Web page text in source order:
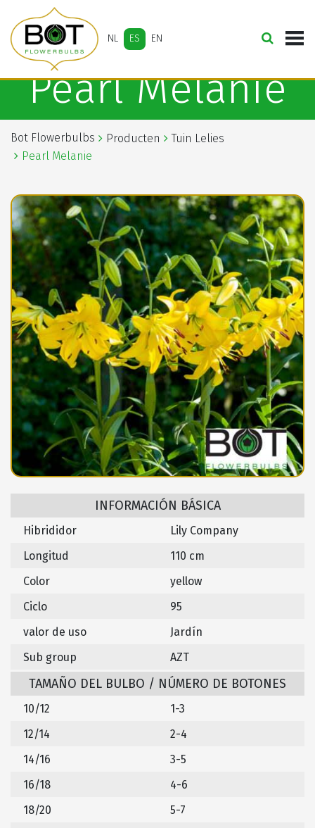
NL ES EN
Pearl Melanie
Bot Flowerbulbs Producten
Tuin Lelies
Pearl Melanie
INFORMACIÓN BÁSICA
Hibrididor
Lily Company
Longitud
110 cm
Color
yellow
Ciclo
95
valor de uso
Jardín
Sub group
AZT
TAMAÑO DEL BULBO / NÚMERO DE BOTONES
10/12
1-3
12/14
2-4
14/16
3-5
16/18
4-6
18/20
5-7